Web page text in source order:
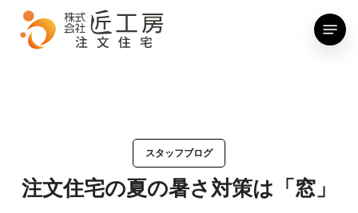
Menu
スタッフブログ
注文住宅の夏の暑さ対策は「窓」